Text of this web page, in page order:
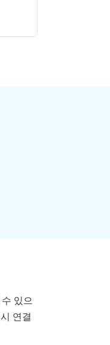
있으
연결